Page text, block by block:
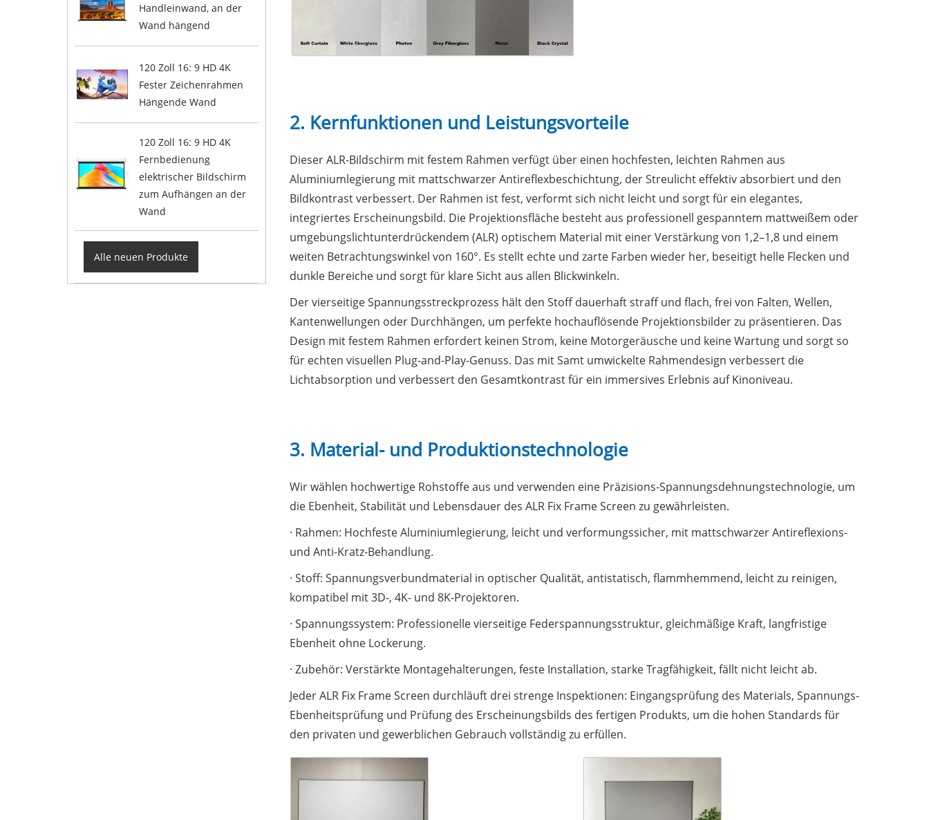
Handleinwand, an der
Wand hängend
120 Zoll 16: 9 HD 4K
Fester Zeichenrahmen
Hängende Wand
120 Zoll 16: 9 HD 4K
Fernbedienung
elektrischer Bildschirm
zum Aufhängen an der
Wand
Alle neuen Produkte
2. Kernfunktionen und Leistungsvorteile
Dieser ALR-Bildschirm mit festem Rahmen verfügt über einen hochfesten, leichten Rahmen aus
Aluminiumlegierung mit mattschwarzer Antireflexbeschichtung, der Streulicht effektiv absorbiert und den
Bildkontrast verbessert. Der Rahmen ist fest, verformt sich nicht leicht und sorgt für ein elegantes,
integriertes Erscheinungsbild. Die Projektionsfläche besteht aus professionell gespanntem mattweißem oder
umgebungslichtunterdrückendem (ALR) optischem Material mit einer Verstärkung von 1,2–1,8 und einem
weiten Betrachtungswinkel von 160°. Es stellt echte und zarte Farben wieder her, beseitigt helle Flecken und
dunkle Bereiche und sorgt für klare Sicht aus allen Blickwinkeln.
Der vierseitige Spannungsstreckprozess hält den Stoff dauerhaft straff und flach, frei von Falten, Wellen,
Kantenwellungen oder Durchhängen, um perfekte hochauflösende Projektionsbilder zu präsentieren. Das
Design mit festem Rahmen erfordert keinen Strom, keine Motorgeräusche und keine Wartung und sorgt so
für echten visuellen Plug-and-Play-Genuss. Das mit Samt umwickelte Rahmendesign verbessert die
Lichtabsorption und verbessert den Gesamtkontrast für ein immersives Erlebnis auf Kinoniveau.
3. Material- und Produktionstechnologie
Wir wählen hochwertige Rohstoffe aus und verwenden eine Präzisions-Spannungsdehnungstechnologie, um
die Ebenheit, Stabilität und Lebensdauer des ALR Fix Frame Screen zu gewährleisten.
· Rahmen: Hochfeste Aluminiumlegierung, leicht und verformungssicher, mit mattschwarzer Antireflexions-
und Anti-Kratz-Behandlung.
· Stoff: Spannungsverbundmaterial in optischer Qualität, antistatisch, flammhemmend, leicht zu reinigen,
kompatibel mit 3D-, 4K- und 8K-Projektoren.
· Spannungssystem: Professionelle vierseitige Federspannungsstruktur, gleichmäßige Kraft, langfristige
Ebenheit ohne Lockerung.
· Zubehör: Verstärkte Montagehalterungen, feste Installation, starke Tragfähigkeit, fällt nicht leicht ab.
Jeder ALR Fix Frame Screen durchläuft drei strenge Inspektionen: Eingangsprüfung des Materials, Spannungs-
Ebenheitsprüfung und Prüfung des Erscheinungsbilds des fertigen Produkts, um die hohen Standards für
den privaten und gewerblichen Gebrauch vollständig zu erfüllen.